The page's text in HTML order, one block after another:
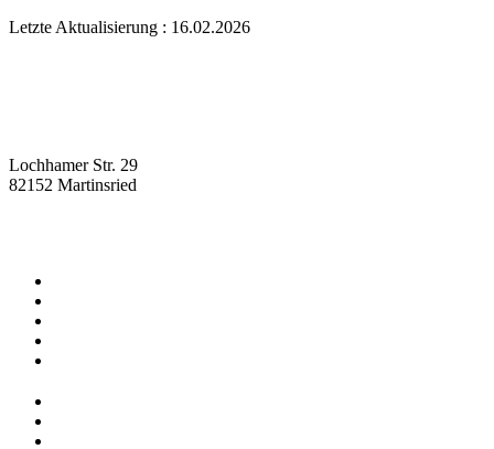
Letzte Aktualisierung : 16.02.2026
Lochhamer Str. 29
82152 Martinsried